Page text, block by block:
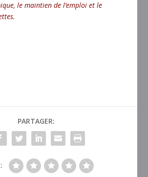
le maintien de l’emploi et le
PARTAGER: